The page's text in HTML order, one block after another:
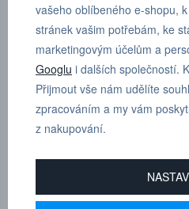
Min. průtlak:140 bar
Spojovací síla:169.6 N
Rozsah teplot:-30°C až +100°C
Materiál spojky:Poniklovaná ocel/
vašeho oblíbeného e-shopu,
stránek vašim potřebám, ke
marketingovým účelům a
Googlu i dalších společností.
Přijmout vše nám udělíte
zpracováním a my vám
z nakupování.